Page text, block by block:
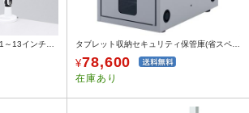
¥78,600
在庫あり